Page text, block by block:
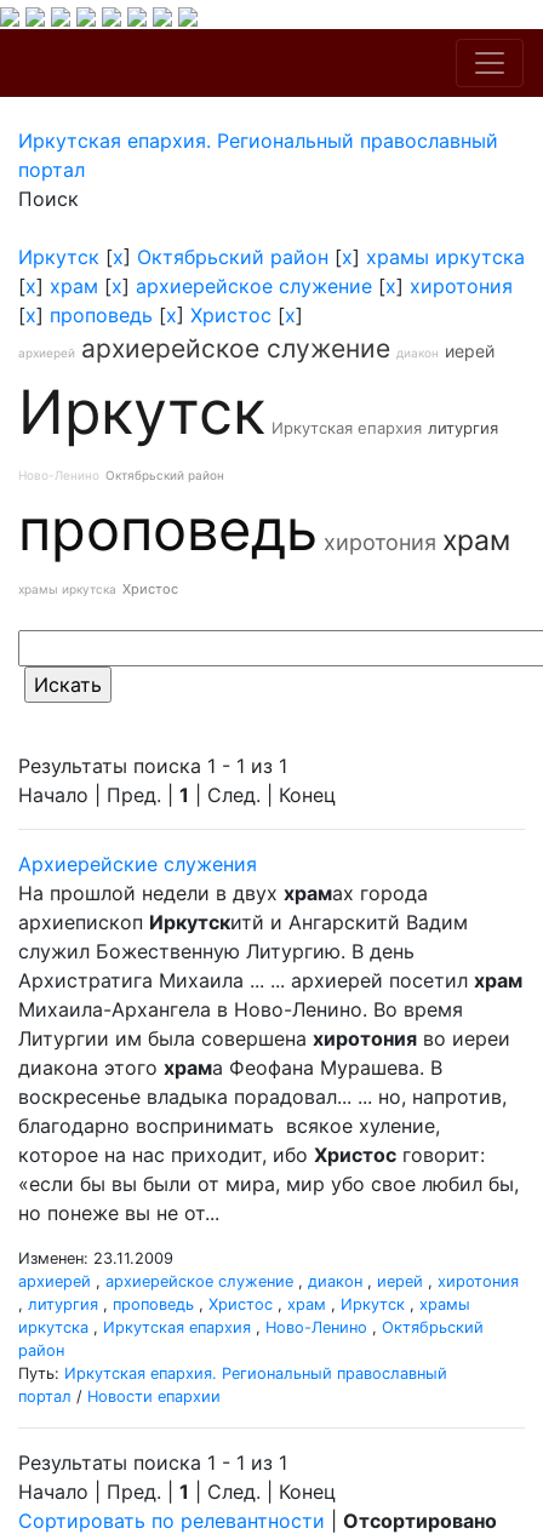
Иркутская епархия. Региональный православный
портал
Поиск
Иркутск [x] Октябрьский район [x] храмы иркутска
[x] храм [x] архиерейское служение [x] хиротония
[x] проповедь [x] Христос [x]
архиерей архиерейское служение диакон иерей
Иркутск Иркутская епархия литургия
Ново-Ленино Октябрьский район
проповедь хиротония храм
храмы иркутска Христос
Результаты поиска 1 - 1 из 1
Начало | Пред. | 1 | След. | Конец
Архиерейские служения
На прошлой недели в двух храмах города
архиепископ Иркутскитй и Ангарскитй Вадим
служил Божественную Литургию. В день
Архистратига Михаила ... ... архиерей посетил храм
Михаила-Архангела в Ново-Ленино. Во время
Литургии им была совершена хиротония во иереи
диакона этого храма Феофана Мурашева. В
воскресенье владыка порадовал... ... но, напротив,
благодарно воспринимать всякое хуление,
которое на нас приходит, ибо Христос говорит:
«если бы вы были от мира, мир убо свое любил бы,
но понеже вы не от...
Изменен: 23.11.2009
архиерей , архиерейское служение , диакон , иерей , хиротония
, литургия , проповедь , Христос , храм , Иркутск , храмы
иркутска , Иркутская епархия , Ново-Ленино , Октябрьский
район
Путь: Иркутская епархия. Региональный православный
портал / Новости епархии
Результаты поиска 1 - 1 из 1
Начало | Пред. | 1 | След. | Конец
Сортировать по релевантности
Отсортировано